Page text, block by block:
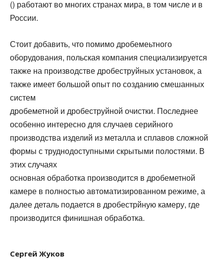
() работают во многих странах мира, в том числе и в
России.
Стоит добавить, что помимо дробемеьтного
оборудования, польская компания специализируется
также на производстве дробеструйных установок, а
также имеет большой опыт по созданию смешанных
систем
дробеметной и дробеструйной очистки. Последнее
особенно интересно для случаев серийного
производства изделий из металла и сплавов сложной
формы с труднодоступными скрытыми полостями. В
этих случаях
основная обработка производится в дробеметной
камере в полностью автоматизированном режиме, а
далее деталь подается в дробестрйную камеру, где
производится финишная обработка.
Сергей Жуков